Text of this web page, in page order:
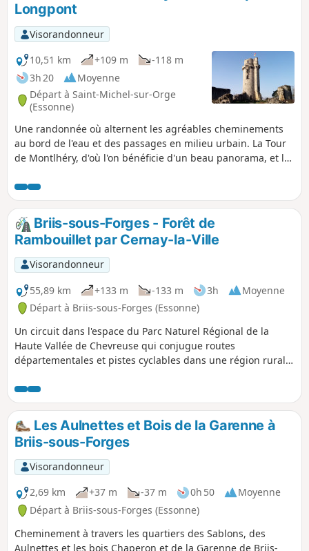
Longpont
Visorandonneur
10,51 km
+109 m
-118 m
3h 20
Moyenne
Départ à Saint-Michel-sur-Orge
(Essonne)
Une randonnée où alternent les agréables cheminements
au bord de l'eau et des passages en milieu urbain. La Tour
de Montlhéry, d'où l'on bénéficie d'un beau panorama, et la
constituent de beaux témoignages du Moyen-Âge en île-de-
France.
Briis-sous-Forges - Forêt de
Rambouillet par Cernay-la-Ville
Visorandonneur
55,89 km
+133 m -133 m 3h
Moyenne
Départ à Briis-sous-Forges (Essonne)
Un circuit dans l'espace du Parc Naturel Régional de la
Haute Vallée de Chevreuse qui conjugue routes
départementales et pistes cyclables dans une région rurale,
Domaniale de Rambouillet.
Les Aulnettes et Bois de la Garenne à
Briis-sous-Forges
Visorandonneur
2,69 km
+37 m -37 m 0h 50
Moyenne
Départ à Briis-sous-Forges (Essonne)
Cheminement à travers les quartiers des Sablons, des
Aulnettes et les bois Chaperon et de la Garenne de Briis-